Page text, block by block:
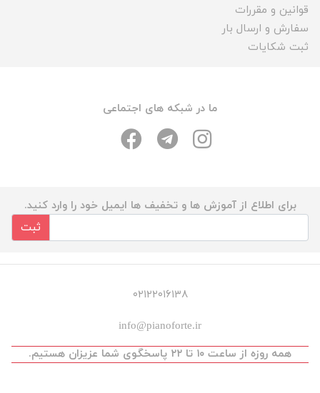
قوانین و مقررات
سفارش و ارسال بار
ثبت شکایات
ما در شبکه های اجتماعی
برای اطلاع از آموزش ها و تخفیف ها ایمیل خود را وارد کنید.
ثبت
۰۲۱۲۲۰۱۶۱۳۸
info@pianoforte.ir
همه روزه از ساعت ۱۰ تا ۲۲ پاسخگوی شما عزیزان هستیم.